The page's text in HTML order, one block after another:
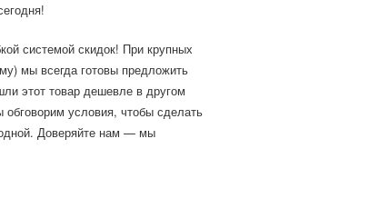
системой скидок! При крупных
мы всегда готовы предложить
этот товар дешевле в другом
условия, чтобы сделать
Доверяйте нам — мы